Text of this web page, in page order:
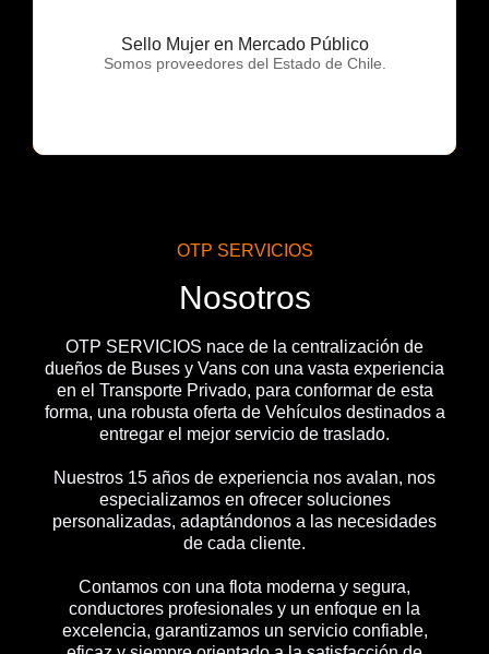
Sello Mujer en Mercado Público
Somos proveedores del Estado de Chile.
OTP Servicios
OTP SERVICIOS
Nosotros
OTP SERVICIOS nace de la centralización de
dueños de Buses y Vans con una vasta experiencia
en el Transporte Privado, para conformar de esta
forma, una robusta oferta de Vehículos destinados a
entregar el mejor servicio de traslado.
Nuestros 15 años de experiencia nos avalan, nos
especializamos en ofrecer soluciones
personalizadas, adaptándonos a las necesidades
de cada cliente.
Contamos con una flota moderna y segura,
conductores profesionales y un enfoque en la
excelencia, garantizamos un servicio confiable,